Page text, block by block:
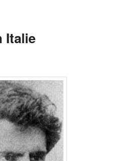
Italie